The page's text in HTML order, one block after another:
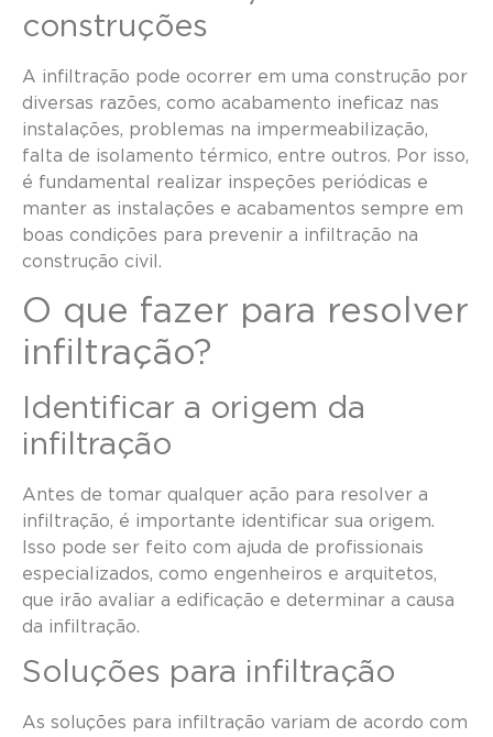
construções
A infiltração pode ocorrer em uma construção por
diversas razões, como acabamento ineficaz nas
instalações, problemas na impermeabilização,
falta de isolamento térmico, entre outros. Por isso,
é fundamental realizar inspeções periódicas e
manter as instalações e acabamentos sempre em
boas condições para prevenir a infiltração na
construção civil.
O que fazer para resolver
infiltração?
Identificar a origem da
infiltração
Antes de tomar qualquer ação para resolver a
infiltração, é importante identificar sua origem.
Isso pode ser feito com ajuda de profissionais
especializados, como engenheiros e arquitetos,
que irão avaliar a edificação e determinar a causa
da infiltração.
Soluções para infiltração
As soluções para infiltração variam de acordo com